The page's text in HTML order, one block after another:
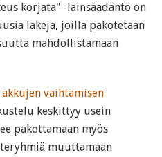
korjata" -lainsäädäntö on
lakeja, joilla pakotetaan
mahdollistamaan
akkujen vaihtamisen
keskittyy usein
pakottamaan myös
muuttamaan